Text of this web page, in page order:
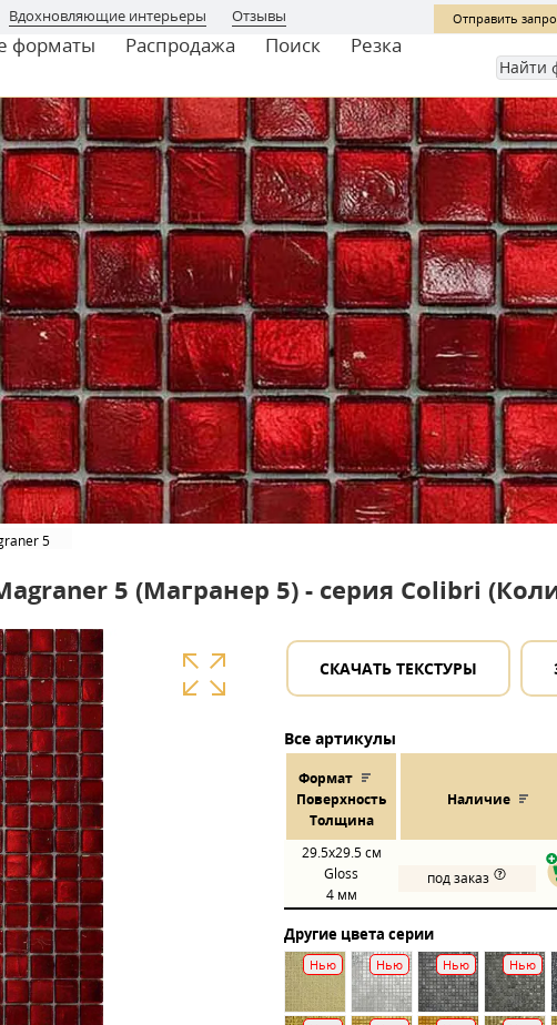
Вдохновляющие интерьеры Отзывы Отправить
форматы Распродажа Поиск Резка
5
5 (Магранер 5) - серия Colibri
СКАЧАТЬ ТЕКСТУРЫ
Все артикулы
Формат
Поверхность
Толщина
Наличие
29.5x29.5см
Gloss
4 мм
под заказ
Другие цвета серии
Нью Нью Нью Нью